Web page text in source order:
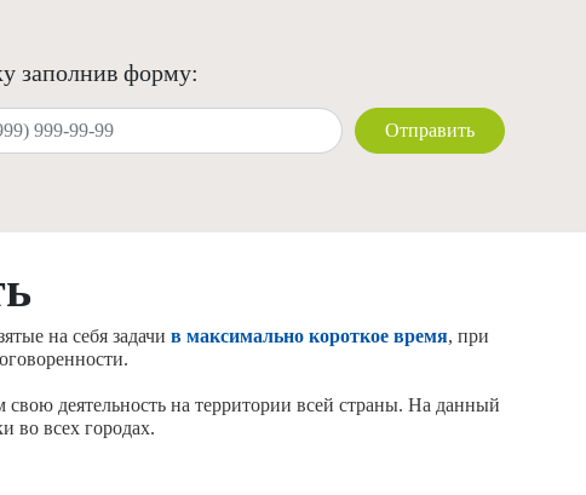
заполнив форму:
Отправить
на себя задачи в максимально короткое время, при
деятельность на территории всей страны. На данный
во всех городах.